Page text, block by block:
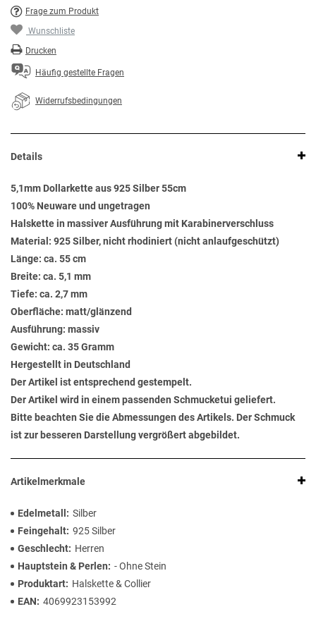
Frage zum Produkt
Wunschliste
Drucken
Häufig gestellte Fragen
Widerrufsbedingungen
Details
5,1mm Dollarkette aus 925 Silber 55cm
100% Neuware und ungetragen
Halskette in massiver Ausführung mit Karabinerverschluss
Material: 925 Silber, nicht rhodiniert (nicht anlaufgeschützt)
Länge: ca. 55 cm
Breite: ca. 5,1 mm
Tiefe: ca. 2,7 mm
Oberfläche: matt/glänzend
Ausführung: massiv
Gewicht: ca. 35 Gramm
Hergestellt in Deutschland
Der Artikel ist entsprechend gestempelt.
Der Artikel wird in einem passenden Schmucketui geliefert.
Bitte beachten Sie die Abmessungen des Artikels. Der Schmuck
ist zur besseren Darstellung vergrößert abgebildet.
Artikelmerkmale
Edelmetall
Silber
Feingehalt 925 Silber
Geschlecht
Herren
Hauptstein & Perlen
- Ohne Stein
Produktart
Halskette & Collier
EAN
4069923153992